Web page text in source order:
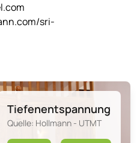
sri-
Tiefenentspannung
Quelle: Hollmann - UTMT